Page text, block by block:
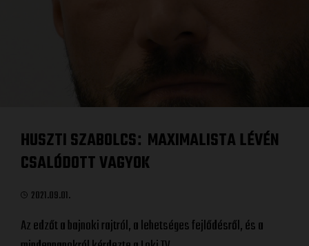
HUSZTI SZABOLCS: MAXIMALISTA LÉVÉN
CSALÓDOTT VAGYOK
2021.09.01.
Az edzőt a bajnoki rajtról, a lehetséges fejlődésről, és a